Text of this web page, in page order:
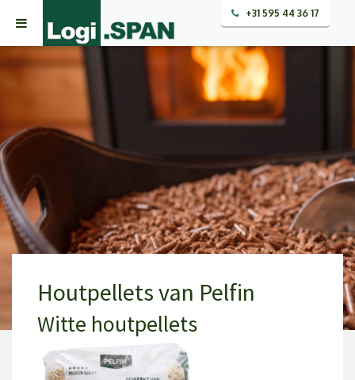
+31 595 44 36 17
Houtpellets van Pelfin
Witte houtpellets